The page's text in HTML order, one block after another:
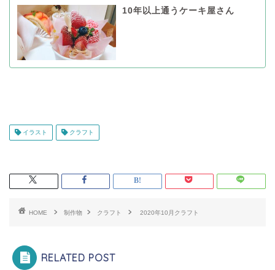
10年以上通うケーキ屋さん
イラスト クラフト
HOME 制作物 クラフト 2020年10月クラフト
RELATED POST